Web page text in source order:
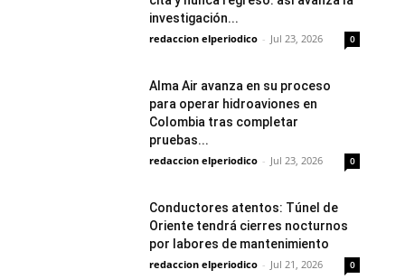
investigación...
redaccion elperiodico - Jul 23, 2026 0
Alma Air avanza en su proceso
para operar hidroaviones en
Colombia tras completar
pruebas...
redaccion elperiodico - Jul 23, 2026 0
Conductores atentos: Túnel de
Oriente tendrá cierres nocturnos
por labores de mantenimiento
redaccion elperiodico - Jul 21, 2026 0